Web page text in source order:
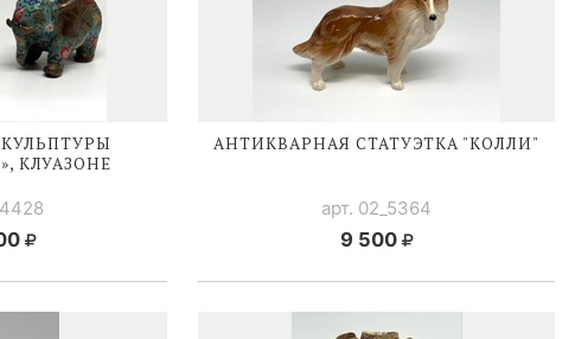
КЛУАЗОНЕ
АНТИКВАРНАЯ СТАТУЭТКА "КОЛЛИ"
арт. 02_5364
9 500